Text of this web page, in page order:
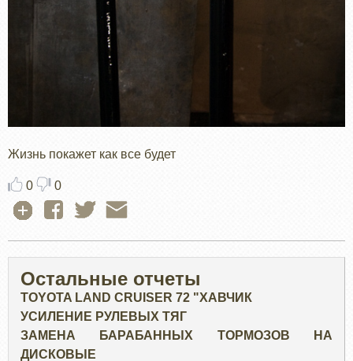
Жизнь покажет как все будет
0 0
Остальные отчеты
TOYOTA LAND CRUISER 72 "ХАВЧИК
УСИЛЕНИЕ РУЛЕВЫХ ТЯГ
ЗАМЕНА БАРАБАННЫХ ТОРМОЗОВ НА
ДИСКОВЫЕ